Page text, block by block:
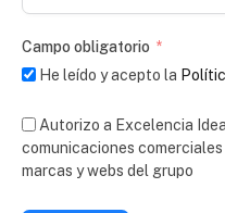
Campo obligatorio
He leído y acepto la
Autorizo a Excelencia
comunicaciones comerciales
marcas y webs del grupo